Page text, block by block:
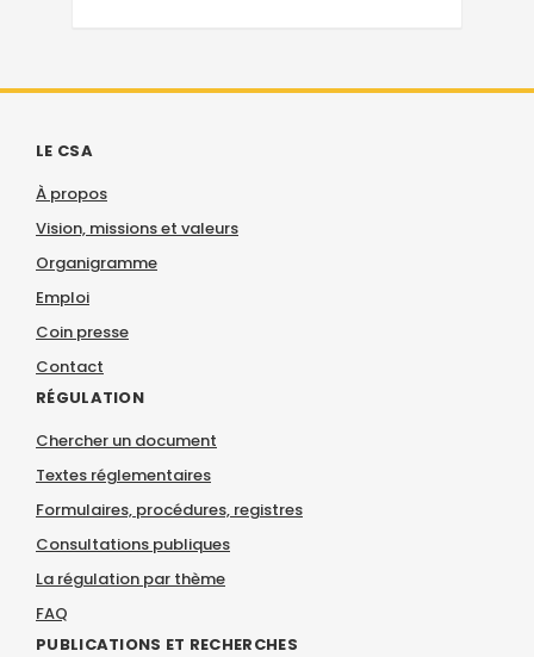
LE CSA
À propos
Vision, missions et valeurs
Organigramme
Emploi
Coin presse
Contact
RÉGULATION
Chercher un document
Textes réglementaires
Formulaires, procédures, registres
Consultations publiques
La régulation par thème
FAQ
PUBLICATIONS ET RECHERCHES